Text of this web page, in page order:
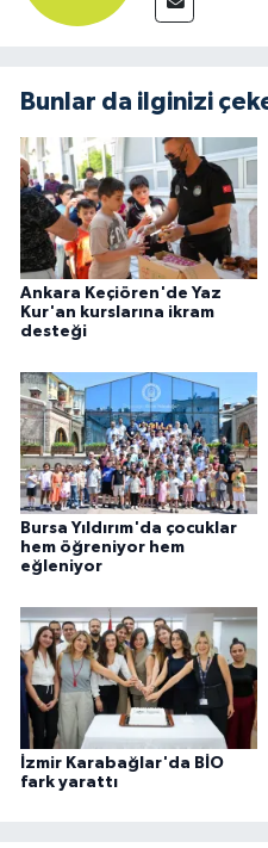
Bunlar da ilginizi
Ankara Keçiören'de Yaz
Kur'an kurslarına ikram
desteği
Bursa Yıldırım'da çocuklar
hem öğreniyor hem
eğleniyor
İzmir Karabağlar'da BİO
fark yarattı